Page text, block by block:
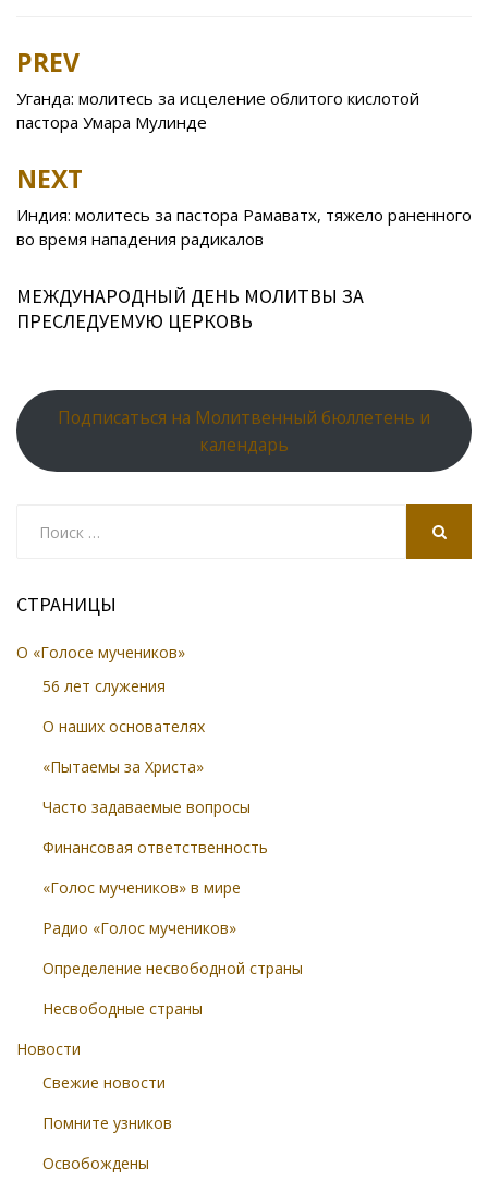
b
o
o
kl
as
ki
u
r
st u A
p
Post
navigation
PREV
Уганда: молитесь за исцеление облитого кислотой
пастора Умара Мулинде
NEXT
Индия: молитесь за пастора Рамаватх, тяжело раненного
во время нападения радикалов
МЕЖДУНАРОДНЫЙ ДЕНЬ МОЛИТВЫ ЗА
ПРЕСЛЕДУЕМУЮ ЦЕРКОВЬ
Подписаться на Молитвенный бюллетень и
календарь
СТРАНИЦЫ
О «Голосе мучеников»
56 лет служения
О наших основателях
«Пытаемы за Христа»
Часто задаваемые вопросы
Финансовая ответственность
«Голос мучеников» в мире
Радио «Голос мучеников»
Определение несвободной страны
Несвободные страны
Новости
Свежие новости
Помните узников
Освобождены